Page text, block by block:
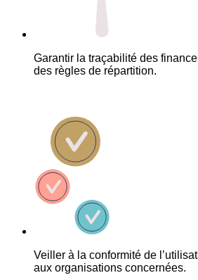
Garantir la traçabilité des
des règles de répartition.
Veiller à la conformité de
aux organisations concernées.